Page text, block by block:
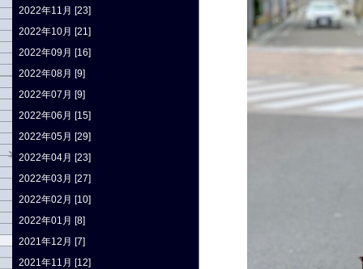
2022年11月 [23]
2022年10月 [21]
2022年09月 [16]
2022年08月 [9]
2022年07月 [9]
2022年06月 [15]
2022年05月 [29]
2022年04月 [23]
2022年03月 [27]
2022年02月 [10]
2022年01月 [8]
2021年12月 [7]
2021年11月 [12]